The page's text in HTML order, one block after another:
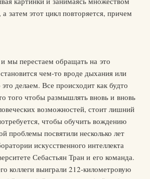
затем этот цикл повторяется, причем
и мы перестаем обращать на это
чем-то вроде дыхания или
делаем. Все происходит как будто
того чтобы размышлять вновь и вновь
возможностей, стоит лишний
чтобы обучить вождению
проблемы посвятили несколько лет
искусственного интеллекта
Себастьян Тран и его команда.
коллеги выиграли 212-километровую